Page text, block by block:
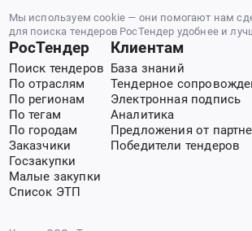
Мы используем cookie — они помогают нам
для поиска тендеров РосТендер удобнее и
РосТендер
Поиск тендеров
По отраслям
По регионам
По тегам
По городам
Заказчики
Госзакупки
Малые закупки
Список ЭТП
Клиентам
База знаний
Тендерное
Электронная подпись
Аналитика
Предложения от
Победители тендеров